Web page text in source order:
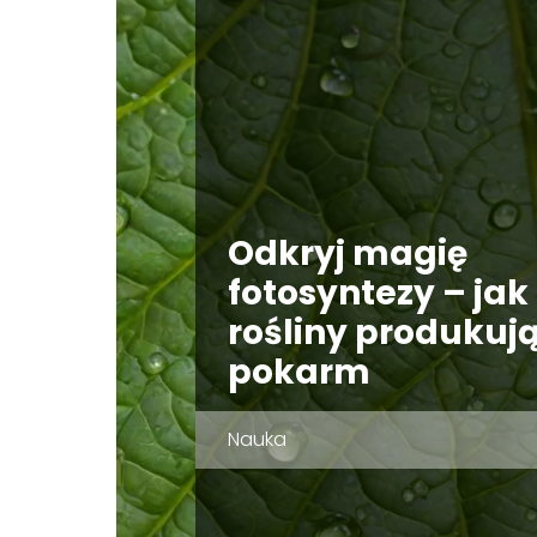
Odkryj magię
fotosyntezy – jak
rośliny
pokarm
Nauka